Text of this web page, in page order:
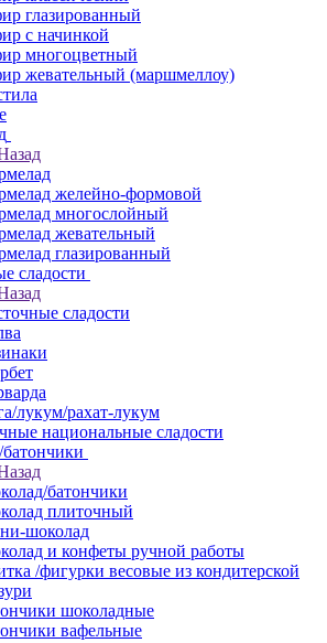
глазированный
с начинкой
многоцветный
жевательный (маршмеллоу)
желейно-формовой
многослойный
жевательный
глазированный
сладости
сладости
лукум/рахат-лукум
национальные сладости
батончики
плиточный
шоколад
и конфеты ручной работы
/фигурки весовые из кондитерской
шоколадные
вафельные